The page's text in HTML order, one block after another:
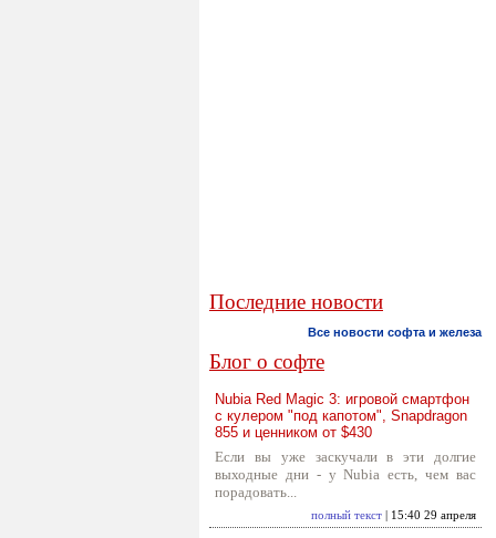
Последние новости
Все новости софта и железа
Блог о софте
Nubia Red Magic 3: игровой смартфон
с кулером "под капотом", Snapdragon
855 и ценником от $430
Если вы уже заскучали в эти долгие
выходные дни - у Nubia есть, чем вас
порадовать...
полный текст | 15:40 29 апреля